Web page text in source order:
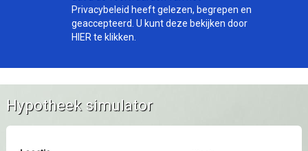
Privacybeleid heeft gelezen, begrepen en
geaccepteerd. U kunt deze bekijken door
HIER te klikken.
Hypotheek simulator